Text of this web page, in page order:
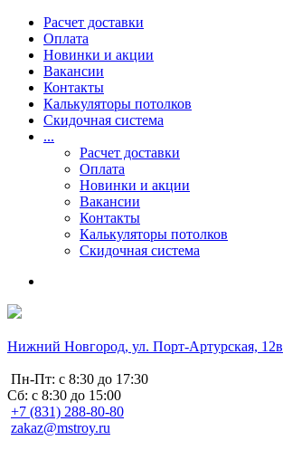
Расчет доставки
Оплата
Новинки и акции
Вакансии
Контакты
Калькуляторы потолков
Скидочная система
...
Расчет доставки
Оплата
Новинки и акции
Вакансии
Контакты
Калькуляторы потолков
Скидочная система
Нижний Новгород, ул. Порт-Артурская, 12в
Пн-Пт: с 8:30 до 17:30
Сб: с 8:30 до 15:00
+7 (831) 288-80-80
zakaz@mstroy.ru